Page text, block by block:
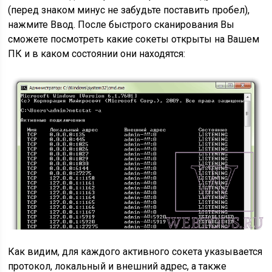
(перед знаком минус не забудьте поставить пробел),
нажмите Ввод. После быстрого сканирования Вы
сможете посмотреть какие сокеты открыты на Вашем
ПК и в каком состоянии они находятся:
Как видим, для каждого активного сокета указывается
протокол, локальный и внешний адрес, а также